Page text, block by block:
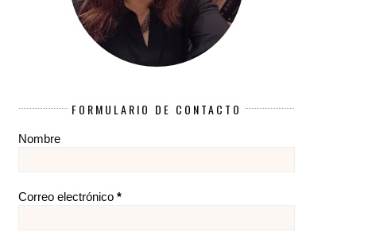
FORMULARIO DE CONTACTO
Nombre
Correo electrónico *